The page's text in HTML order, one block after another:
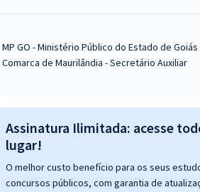
MP GO - Ministério Público do Estado de Goiás
Comarca de Maurilândia - Secretário Auxiliar
Assinatura Ilimitada: acesse
lugar!
O melhor custo benefício para os seus
concursos públicos, com garantia de